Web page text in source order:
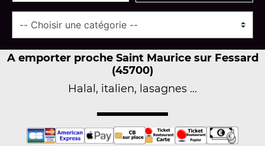
A emporter proche Saint Maurice sur Fessard
(45700)
Halal, italien, lasagnes ...